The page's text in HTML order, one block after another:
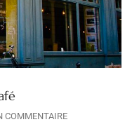
COMMENTAIRE